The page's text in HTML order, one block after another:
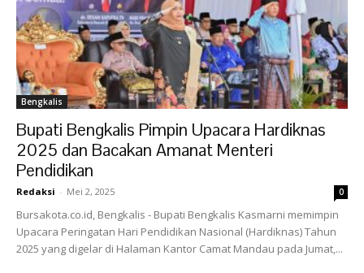
Bengkalis
Bupati Bengkalis Pimpin Upacara Hardiknas
2025 dan Bacakan Amanat Menteri
Pendidikan
Redaksi - Mei 2, 2025 0
Bursakota.co.id, Bengkalis - Bupati Bengkalis Kasmarni memimpin
Upacara Peringatan Hari Pendidikan Nasional (Hardiknas) Tahun
2025 yang digelar di Halaman Kantor Camat Mandau pada Jumat,...